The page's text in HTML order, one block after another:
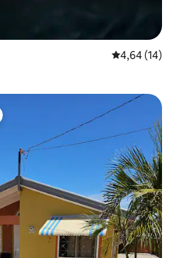
4,64 de uma
4,64 (14)